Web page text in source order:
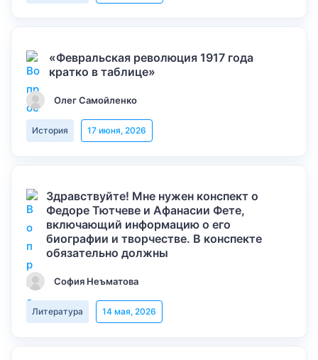
«Февральская революция 1917 года
кратко в таблице»
Олег Самойленко
История 17 июня, 2026
Здравствуйте! Мне нужен конспект о
Федоре Тютчеве и Афанасии Фете,
включающий информацию о его
биографии и творчестве. В конспекте
обязательно должны
София Неъматова
Литература 14 мая, 2026